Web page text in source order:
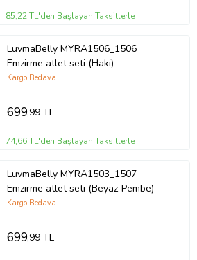
85,22 TL'den Başlayan Taksitlerle
LuvmaBelly MYRA1506_1506
Emzirme atlet seti (Haki)
Kargo Bedava
699,99 TL
74,66 TL'den Başlayan Taksitlerle
LuvmaBelly MYRA1503_1507
Emzirme atlet seti (Beyaz-Pembe)
Kargo Bedava
699,99 TL